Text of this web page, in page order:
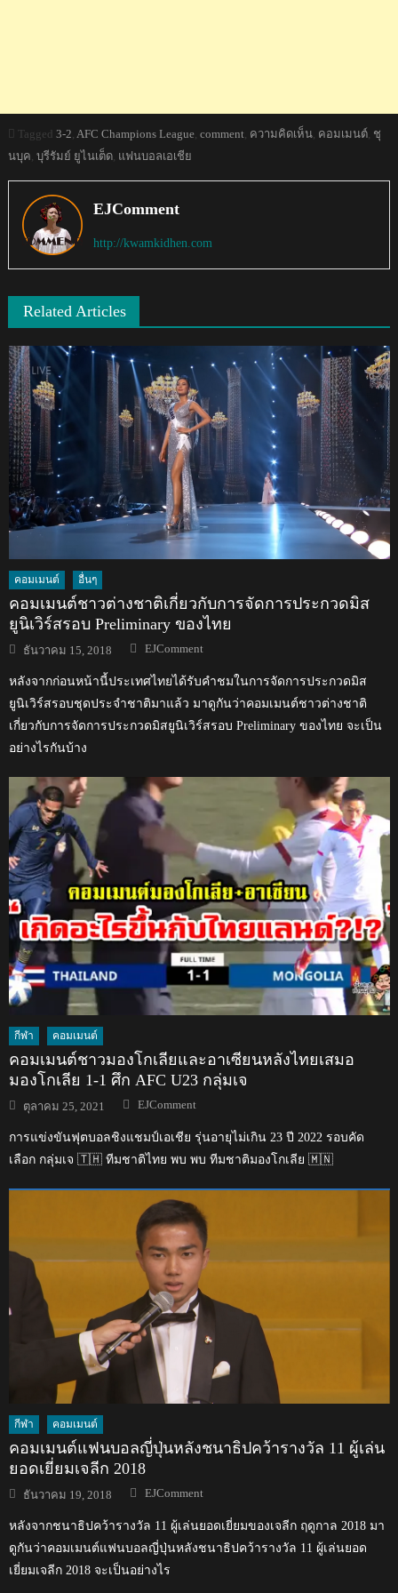
Tagged 3-2 AFC Champions League, comment ความคิดเห็น, คอมเมนต์, ชุ
นบุค บุรีรัมย์ ยูไนเต็ด, แฟนบอลเอเชีย
EJComment
http://kwamkidhen.com
Related Articles
คอมเมนต์ อื่นๆ
คอมเมนต์ชาวต่างชาติเกี่ยวกับการจัดการประกวดมิส
ยูนิเวิร์สรอบ Preliminary ของไทย
Posted
on
ธันวาคม 15, 2018 Author
EJComment
หลังจากก่อนหน้านี้ประเทศไทยได้รับคำชมในการจัดการประกวดมิส
ยูนิเวิร์สรอบชุดประจำชาติมาแล้ว มาดูกันว่าคอมเมนต์ชาวต่างชาติ
เกี่ยวกับการจัดการประกวดมิสยูนิเวิร์สรอบ Preliminary ของไทย จะเป็น
อย่างไรกันบ้าง
กีฬา คอมเมนต์
คอมเมนต์ชาวมองโกเลียและอาเซียนหลังไทยเสมอ
มองโกเลีย 1-1 ศึก AFC U23 กลุ่มเจ
Posted
on
ตุลาคม 25, 2021 Author
EJComment
การแข่งขันฟุตบอลชิงแชมป์เอเชีย รุ่นอายุไม่เกิน 23 ปี 2022 รอบคัด
เลือก กลุ่มเจ 🇹🇭 ทีมชาติไทย พบ พบ ทีมชาติมองโกเลีย 🇲🇳
กีฬา คอมเมนต์
คอมเมนต์แฟนบอลญี่ปุ่นหลังชนาธิปคว้ารางวัล 11 ผู้เล่น
ยอดเยี่ยมเจลีก 2018
Posted
on
ธันวาคม 19, 2018 Author
EJComment
หลังจากชนาธิปคว้ารางวัล 11 ผู้เล่นยอดเยี่ยมของเจลีก ฤดูกาล 2018 มา
ดูกันว่าคอมเมนต์แฟนบอลญี่ปุ่นหลังชนาธิปคว้ารางวัล 11 ผู้เล่นยอด
เยี่ยมเจลีก 2018 จะเป็นอย่างไร